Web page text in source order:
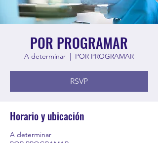
POR PROGRAMAR
A determinar
  |
POR PROGRAMAR
RSVP
Horario y ubicación
A determinar